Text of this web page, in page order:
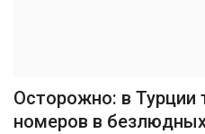
Осторожно: в Турции
номеров в